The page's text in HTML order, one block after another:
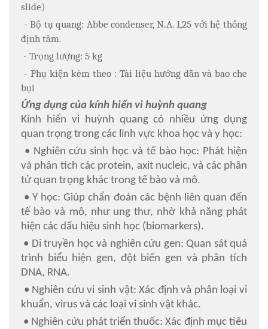
slide)
- Bộ tụ quang: Abbe condenser, N.A. 1,25 với hệ thống
định tâm.
- Trọng lượng: 5 kg
- Phụ kiện kèm theo : Tài liệu hướng dẫn và bao che
bụi
Ứng dụng của kính hiển vi huỳnh quang
Kính hiển vi huỳnh quang có nhiều ứng dụng
quan trọng trong các lĩnh vực khoa học và y học:
• Nghiên cứu sinh học và tế bào học: Phát hiện
và phân tích các protein, axit nucleic, và các phân
tử quan trọng khác trong tế bào và mô.
• Y học: Giúp chẩn đoán các bệnh liên quan đến
tế bào và mô, như ung thư, nhờ khả năng phát
hiện các dấu hiệu sinh học (biomarkers).
• Di truyền học và nghiên cứu gen: Quan sát quá
trình biểu hiện gen, đột biến gen và phân tích
DNA, RNA.
• Nghiên cứu vi sinh vật: Xác định và phân loại vi
khuẩn, virus và các loại vi sinh vật khác.
• Nghiên cứu phát triển thuốc: Xác định mục tiêu